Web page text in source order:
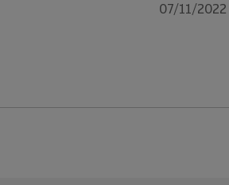
07/11/2022